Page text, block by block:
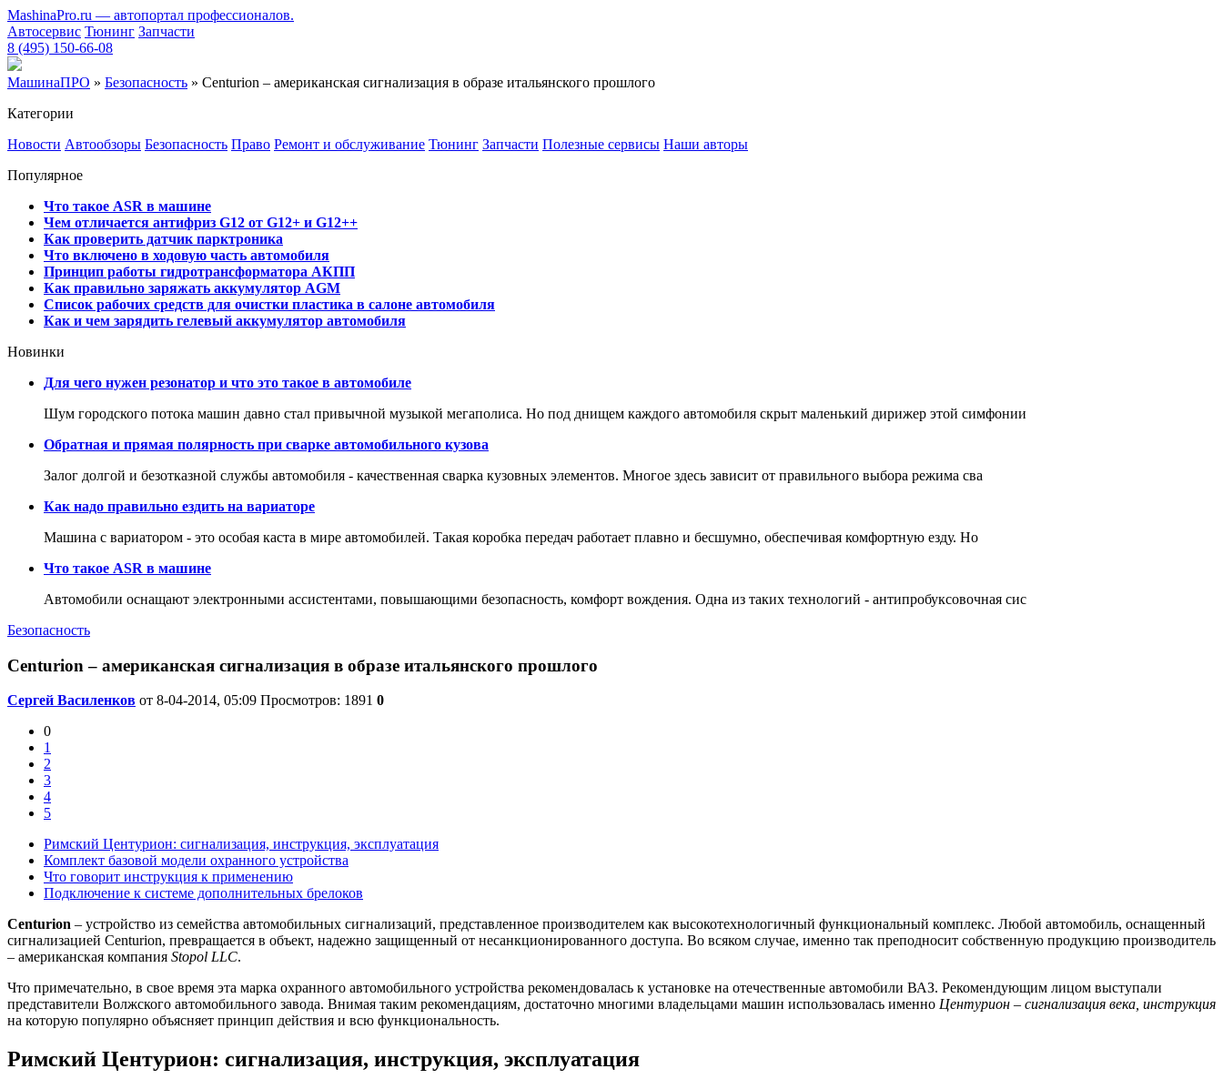
MashinaPro.ru — автопортал профессионалов.
Автосервис Тюнинг Запчасти
8 (495) 150-66-08
МашинаПРО » Безопасность » Centurion – американская сигнализация в образе итальянского прошлого
Категории
Новости Автообзоры Безопасность Право Ремонт и обслуживание Тюнинг Запчасти Полезные сервисы Наши авторы
Популярное
Что такое ASR в машине
Чем отличается антифриз G12 от G12+ и G12++
Как проверить датчик парктроника
Что включено в ходовую часть автомобиля
Принцип работы гидротрансформатора АКПП
Как правильно заряжать аккумулятор AGM
Список рабочих средств для очистки пластика в салоне автомобиля
Как и чем зарядить гелевый аккумулятор автомобиля
Новинки
Для чего нужен резонатор и что это такое в автомобиле
Шум городского потока машин давно стал привычной музыкой мегаполиса. Но под днищем каждого автомобиля скрыт маленький дирижер этой симфонии
Обратная и прямая полярность при сварке автомобильного кузова
Залог долгой и безотказной службы автомобиля - качественная сварка кузовных элементов. Многое здесь зависит от правильного выбора режима сва
Как надо правильно ездить на вариаторе
Машина с вариатором - это особая каста в мире автомобилей. Такая коробка передач работает плавно и бесшумно, обеспечивая комфортную езду. Но
Что такое ASR в машине
Автомобили оснащают электронными ассистентами, повышающими безопасность, комфорт вождения. Одна из таких технологий - антипробуксовочная сис
Безопасность
Centurion – американская сигнализация в образе итальянского прошлого
Сергей Василенков от 8-04-2014, 05:09 Просмотров: 1891 0
0
1
2
3
4
5
Римский Центурион: сигнализация, инструкция, эксплуатация
Комплект базовой модели охранного устройства
Что говорит инструкция к применению
Подключение к системе дополнительных брелоков
Centurion – устройство из семейства автомобильных сигнализаций, представленное производителем как высокотехнологичный функциональный комплекс. Любой автомобиль, оснащенный
сигнализацией Centurion, превращается в объект, надежно защищенный от несанкционированного доступа. Во всяком случае, именно так преподносит собственную продукцию производитель
– американская компания Stopol LLC.
Что примечательно, в свое время эта марка охранного автомобильного устройства рекомендовалась к установке на отечественные автомобили ВАЗ. Рекомендующим лицом выступали
представители Волжского автомобильного завода. Внимая таким рекомендациям, достаточно многими владельцами машин использовалась именно Центурион – сигнализация века, инструкция
на которую популярно объясняет принцип действия и всю функциональность.
Римский Центурион: сигнализация, инструкция, эксплуатация